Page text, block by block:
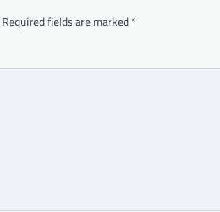
Required fields are marked *